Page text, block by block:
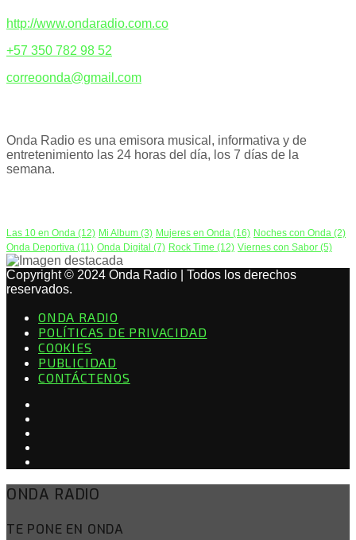
http://www.ondaradio.com.co
+57 350 782 98 52
correoonda@gmail.com
Onda Radio es una emisora musical, informativa y de
entretenimiento las 24 horas del día, los 7 días de la
semana.
Las 10 en Onda (12) Mi Album (3) Mujeres en Onda (16) Noches con Onda (2)
Onda Deportiva (11) Onda Digital (7) Rock Time (12) Viernes con Sabor (5)
Copyright © 2024 Onda Radio | Todos los derechos
reservados.
ONDA RADIO
POLÍTICAS DE PRIVACIDAD
COOKIES
PUBLICIDAD
CONTÁCTENOS
ONDA RADIO
TE PONE EN ONDA